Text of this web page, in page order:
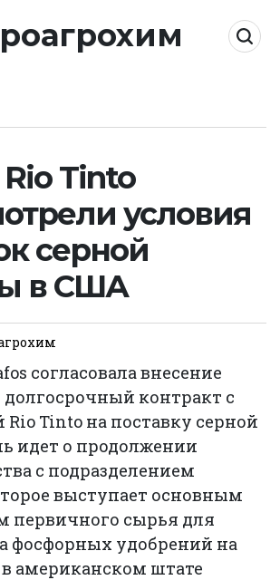
Tinto
условия
серной
в США
согласовала внесение
контракт с
Tinto на поставку серной
идет о продолжении
с подразделением
выступает основным
первичного сырья для
фосфорных удобрений на
в американском штате